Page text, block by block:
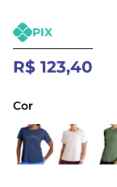
PIX
R$ 123,40
Cor